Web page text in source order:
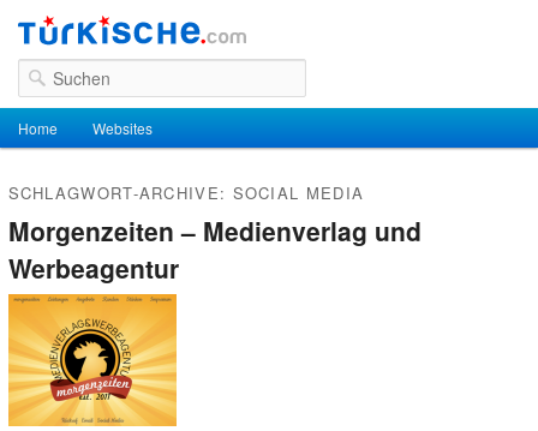
Suchen
Hauptmenü
Zum Inhalt wechseln
Zum sekundären Inhalt wechseln
Home Websites
SCHLAGWORT-ARCHIVE: SOCIAL MEDIA
Morgenzeiten – Medienverlag und
Werbeagentur